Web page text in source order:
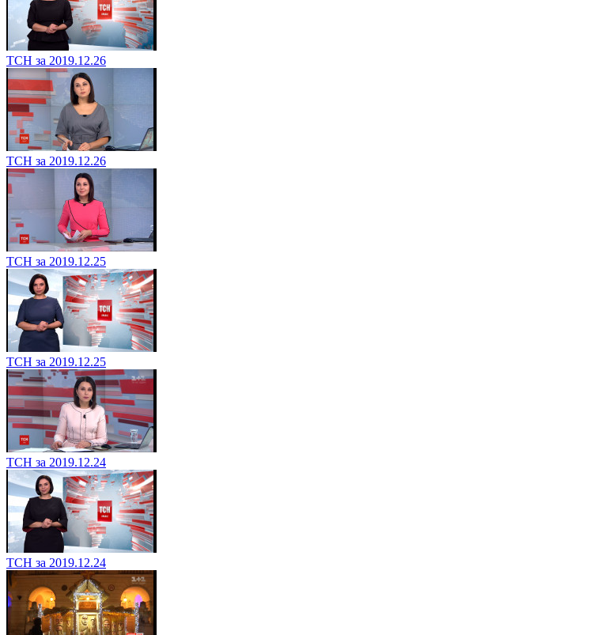
ТСН за 2019.12.26
ТСН за 2019.12.26
ТСН за 2019.12.25
ТСН за 2019.12.25
ТСН за 2019.12.24
ТСН за 2019.12.24